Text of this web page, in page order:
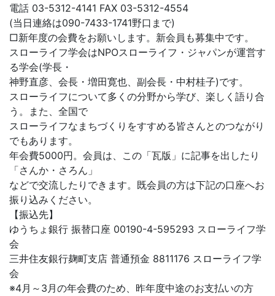
電話 03-5312-4141 FAX 03-5312-4554
(当日連絡は090-7433-1741野口まで)
□新年度の会費をお願いします。新会員も募集中です。
スローライフ学会はNPOスローライフ・ジャパンが運営す
る学会(学長・
神野直彦、会長・増田寛也、副会長・中村桂子)です。
スローライフについて多くの分野から学び、楽しく語り合
う。また、全国で
スローライフなまちづくりをすすめる皆さんとのつながり
でもあります。
年会費5000円。会員は、この「瓦版」に記事を出したり
「さんか・さろん」
などで交流したりできます。既会員の方は下記の口座へお
振り込みください。
【振込先】
ゆうちょ銀行 振替口座 00190-4-595293 スローライフ学
会
三井住友銀行麹町支店 普通預金 8811176 スローライフ学
会
※4月～3月の年会費のため、昨年度中途のお支払いの方